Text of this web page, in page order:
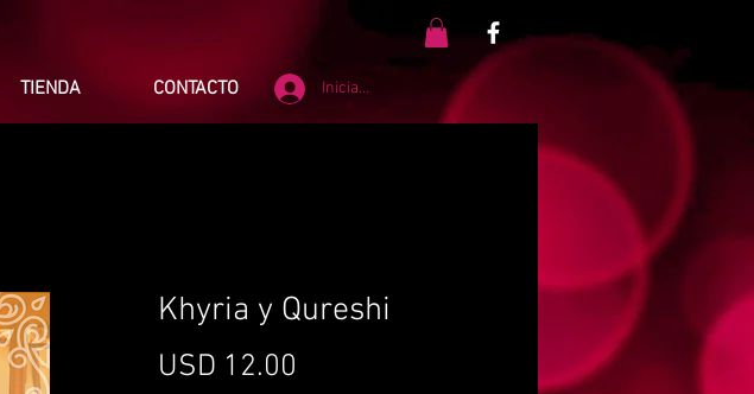
Iniciar sesión
TIENDA CONTACTO
Khyria y Qureshi
USD 12.00